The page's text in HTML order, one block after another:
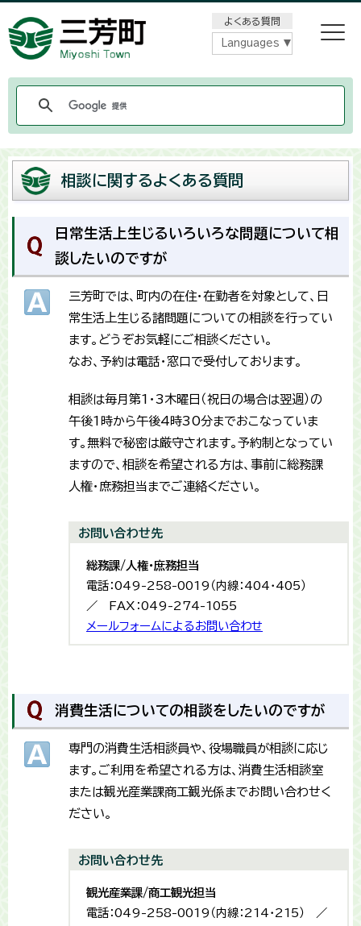
よくある質問
Languages
相談に関するよくある質問
日常生活上生じるいろいろな問題について相
談したいのですが
三芳町では、町内の在住・在勤者を対象として、日
常生活上生じる諸問題についての相談を行ってい
ます。どうぞお気軽にご相談ください。
なお、予約は電話・窓口で受付しております。
相談は毎月第1・3木曜日（祝日の場合は翌週）の
午後1時から午後4時30分までおこなっていま
す。無料で秘密は厳守されます。予約制となってい
ますので、相談を希望される方は、事前に総務課
人権・庶務担当までご連絡ください。
お問い合わせ先
総務課/人権・庶務担当
電話：049-258-0019（内線：404・405）
／ FAX：049-274-1055
メールフォームによるお問い合わせ
消費生活についての相談をしたいのですが
専門の消費生活相談員や、役場職員が相談に応じ
ます。ご利用を希望される方は、消費生活相談室
または観光産業課商工観光係までお問い合わせく
ださい。
お問い合わせ先
観光産業課/商工観光担当
電話：049-258-0019（内線：214・215） ／